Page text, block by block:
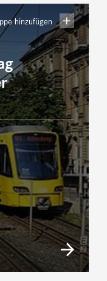
hinzufügen